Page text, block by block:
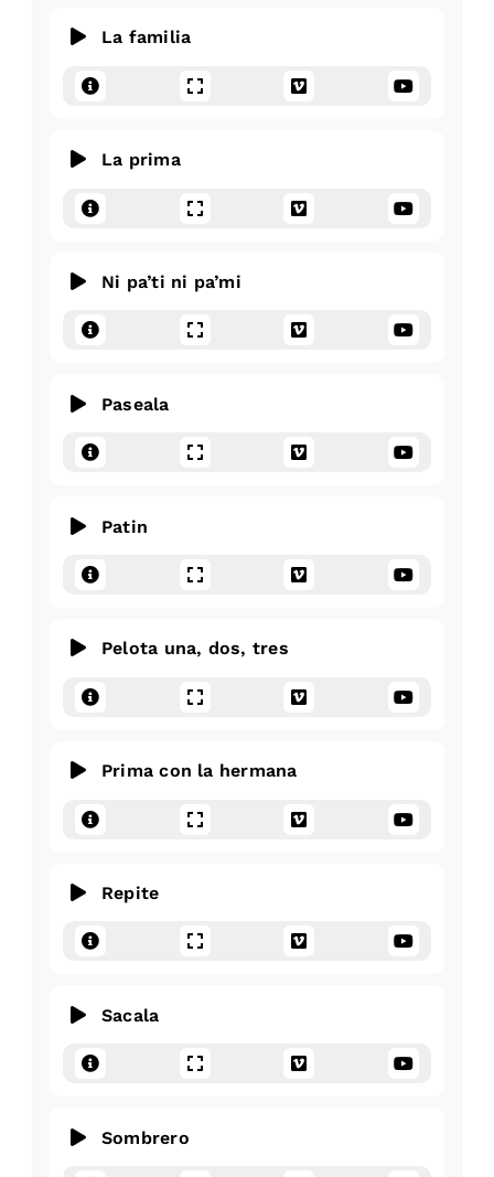
La familia
La prima
Ni pa’ti ni pa’mi
Paseala
Patin
Pelota una, dos, tres
Prima con la hermana
Repite
Sacala
Sombrero